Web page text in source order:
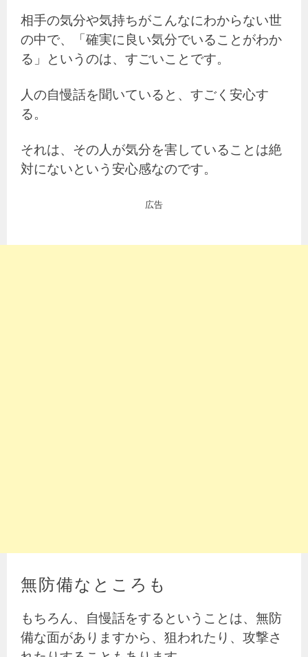
相手の気分や気持ちがこんなにわからない世
の中で、「確実に良い気分でいることがわか
る」というのは、すごいことです。
人の自慢話を聞いていると、すごく安心す
る。
それは、その人が気分を害していることは絶
対にないという安心感なのです。
広告
無防備なところも
もちろん、自慢話をするということは、無防
備な面がありますから、狙われたり、攻撃さ